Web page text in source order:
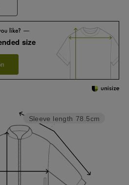
size
Sleeve length 78.5cm